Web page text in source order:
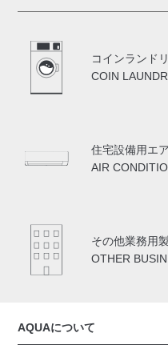
COIN
コインランド
AIR
住宅設備用エ
OTHER
その他業務用
AQUAについて